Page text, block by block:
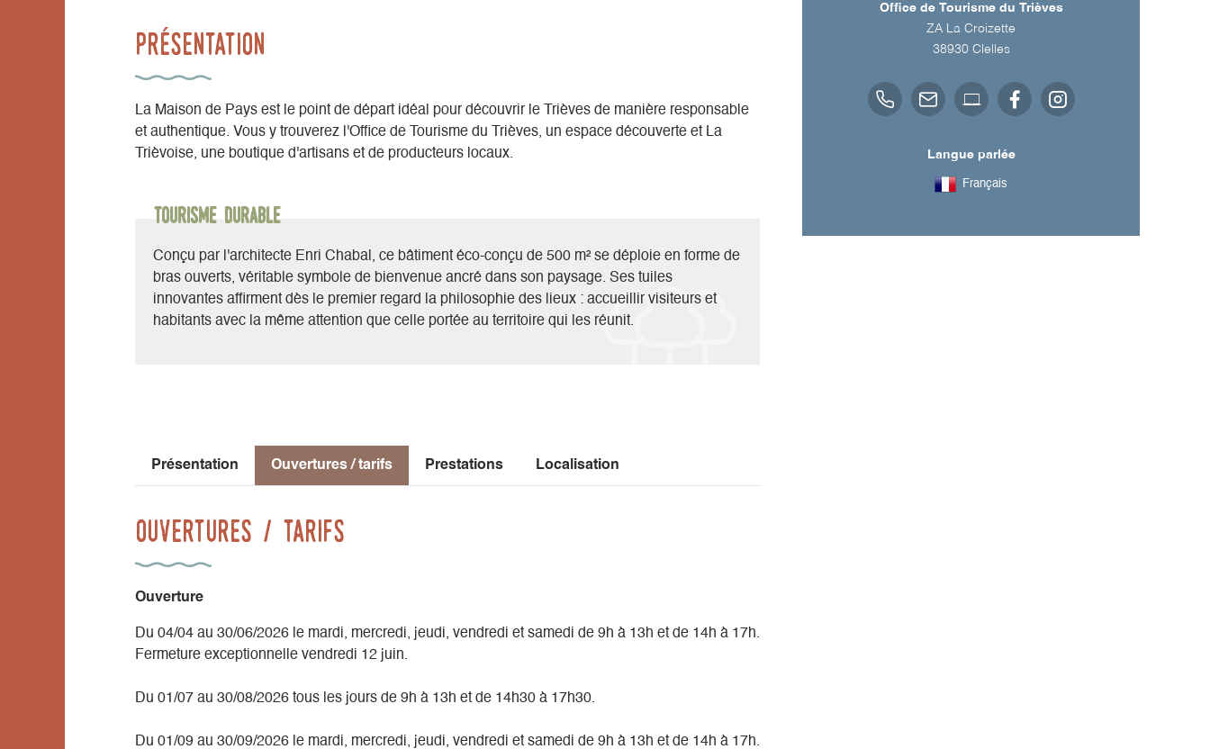
Présentation
La Maison de Pays est le point de départ idéal pour découvrir le Trièves de manière responsable
et authentique. Vous y trouverez l'Office de Tourisme du Trièves, un espace découverte et La
Trièvoise, une boutique d'artisans et de producteurs locaux.
Tourisme durable
Conçu par l'architecte Enri Chabal, ce bâtiment éco-conçu de 500 m² se déploie en forme de
bras ouverts, véritable symbole de bienvenue ancré dans son paysage. Ses tuiles
innovantes affirment dès le premier regard la philosophie des lieux : accueillir visiteurs et
habitants avec la même attention que celle portée au territoire qui les réunit.
Présentation Ouvertures / tarifs Prestations Localisation
Ouvertures / tarifs
Ouverture
Du 04/04 au 30/06/2026 le mardi, mercredi, jeudi, vendredi et samedi de 9h à 13h et de 14h à 17h.
Fermeture exceptionnelle vendredi 12 juin.
Du 01/07 au 30/08/2026 tous les jours de 9h à 13h et de 14h30 à 17h30.
Du 01/09 au 30/09/2026 le mardi, mercredi, jeudi, vendredi et samedi de 9h à 13h et de 14h à 17h.
Office de Tourisme du Trièves
ZA La Croizette
38930 Clelles
Langue parlée
Français